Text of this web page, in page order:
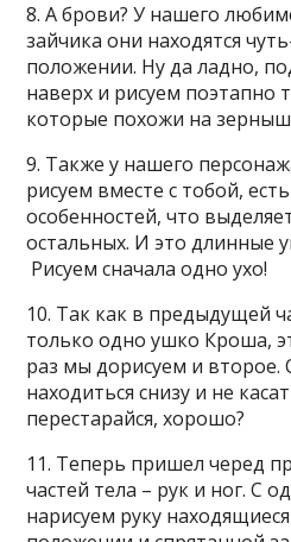
8. А брови? У нашего
зайчика они находятся
положении. Ну да ладно,
наверх и рисуем поэтапно
которые похожи на
9. Также у нашего
рисуем вместе с тобой,
особенностей, что
остальных. И это длинные
Рисуем сначала одно ухо!
10. Так как в предыдущей
только одно ушко Кроша,
раз мы дорисуем и
находиться снизу и не
перестарайся, хорошо?
11. Теперь пришел черед
частей тела – рук и ног. С
нарисуем руку